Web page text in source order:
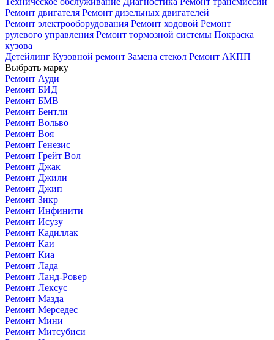
Ремонт двигателя Ремонт дизельных двигателей
Ремонт электрооборудования Ремонт ходовой Ремонт
рулевого управления Ремонт тормозной системы Покраска
кузова
Детейлинг Кузовной ремонт Замена стекол Ремонт АКПП
Выбрать марку
Ремонт Ауди
Ремонт БИД
Ремонт БМВ
Ремонт Бентли
Ремонт Вольво
Ремонт Воя
Ремонт Генезис
Ремонт Грейт Вол
Ремонт Джак
Ремонт Джили
Ремонт Джип
Ремонт Зикр
Ремонт Инфинити
Ремонт Исузу
Ремонт Кадиллак
Ремонт Каи
Ремонт Киа
Ремонт Лада
Ремонт Ланд-Ровер
Ремонт Лексус
Ремонт Мазда
Ремонт Мерседес
Ремонт Мини
Ремонт Митсубиси